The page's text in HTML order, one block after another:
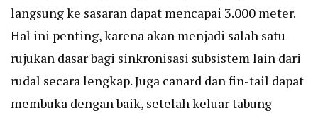
langsung ke sasaran dapat mencapai 3.000 meter.
Hal ini penting, karena akan menjadi salah satu
rujukan dasar bagi sinkronisasi subsistem lain dari
rudal secara lengkap. Juga canard dan fin-tail dapat
membuka dengan baik, setelah keluar tabung